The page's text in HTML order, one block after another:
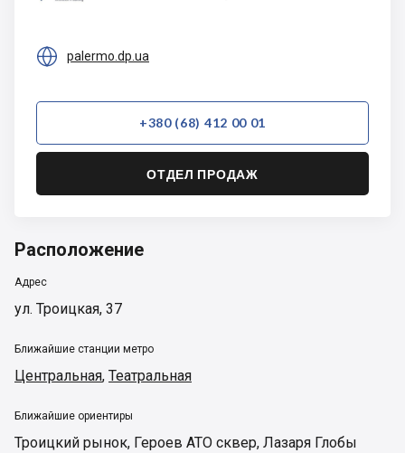
 palermo.dp.ua
+380 (68) 412 00 01
ОТДЕЛ ПРОДАЖ
Расположение
Адрес
ул. Троицкая, 37
Ближайшие станции метро
Центральная, Театральная
Ближайшие ориентиры
Троицкий рынок, Героев АТО сквер, Лазаря Глобы